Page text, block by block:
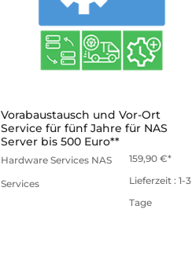
mehr
Vorabaustausch und Vor-Ort
Service für fünf Jahre für NAS
Server bis 500 Euro**
Hardware Services NAS
Services
159,90 €
Lieferzeit : 1-3
Tage